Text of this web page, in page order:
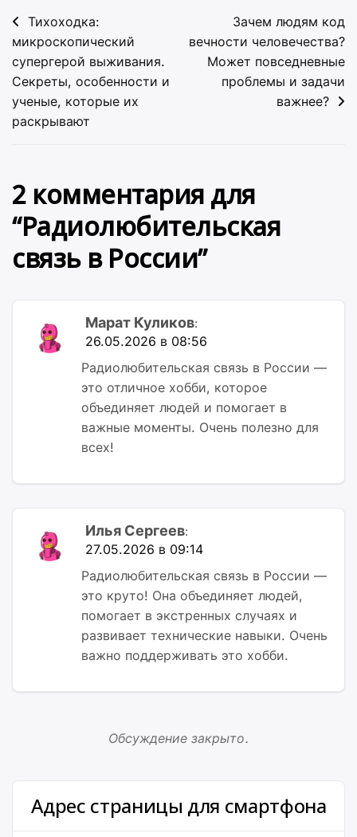
Навигация
по
записям
Тихоходка:
микроскопический
супергерой выживания.
Секреты, особенности и
ученые, которые их
раскрывают
Зачем людям код
вечности человечества?
Может повседневные
проблемы и задачи
важнее?
2 комментария для
“Радиолюбительская
связь в России”
Марат Куликов:
26.05.2026 в 08:56
Радиолюбительская связь в России —
это отличное хобби, которое
объединяет людей и помогает в
важные моменты. Очень полезно для
всех!
Илья Сергеев:
27.05.2026 в 09:14
Радиолюбительская связь в России —
это круто! Она объединяет людей,
помогает в экстренных случаях и
развивает технические навыки. Очень
важно поддерживать это хобби.
Обсуждение закрыто.
Адрес страницы для смартфона